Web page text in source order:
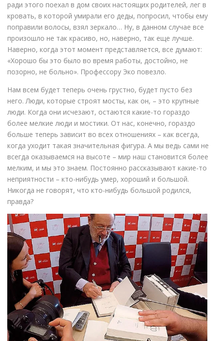
ради этого поехал в дом своих настоящих родителей, лег в
кровать, в которой умирали его деды, попросил, чтобы ему
поправили волосы, взял зеркало… Ну, в данном случае все
произошло не так красиво, но, наверно, так еще лучше.
Наверно, когда этот момент представляется, все думают:
«Хорошо бы это было во время работы, достойно, не
позорно, не больно». Профессору Эко повезло.
Нам всем будет теперь очень грустно, будет пусто без
него. Люди, которые строят мосты, как он, – это крупные
люди. Когда они исчезают, остаются какие-то гораздо
более мелкие люди и мостики. От нас, конечно, гораздо
больше теперь зависит во всех отношениях – как всегда,
когда уходит такая значительная фигура. А мы ведь сами не
всегда оказываемся на высоте – мир наш становится более
мелким, и мы это знаем. Постоянно рассказывают какие-то
неприятности – кто-нибудь умер, хороший и большой.
Никогда не говорят, что кто-нибудь большой родился,
правда?